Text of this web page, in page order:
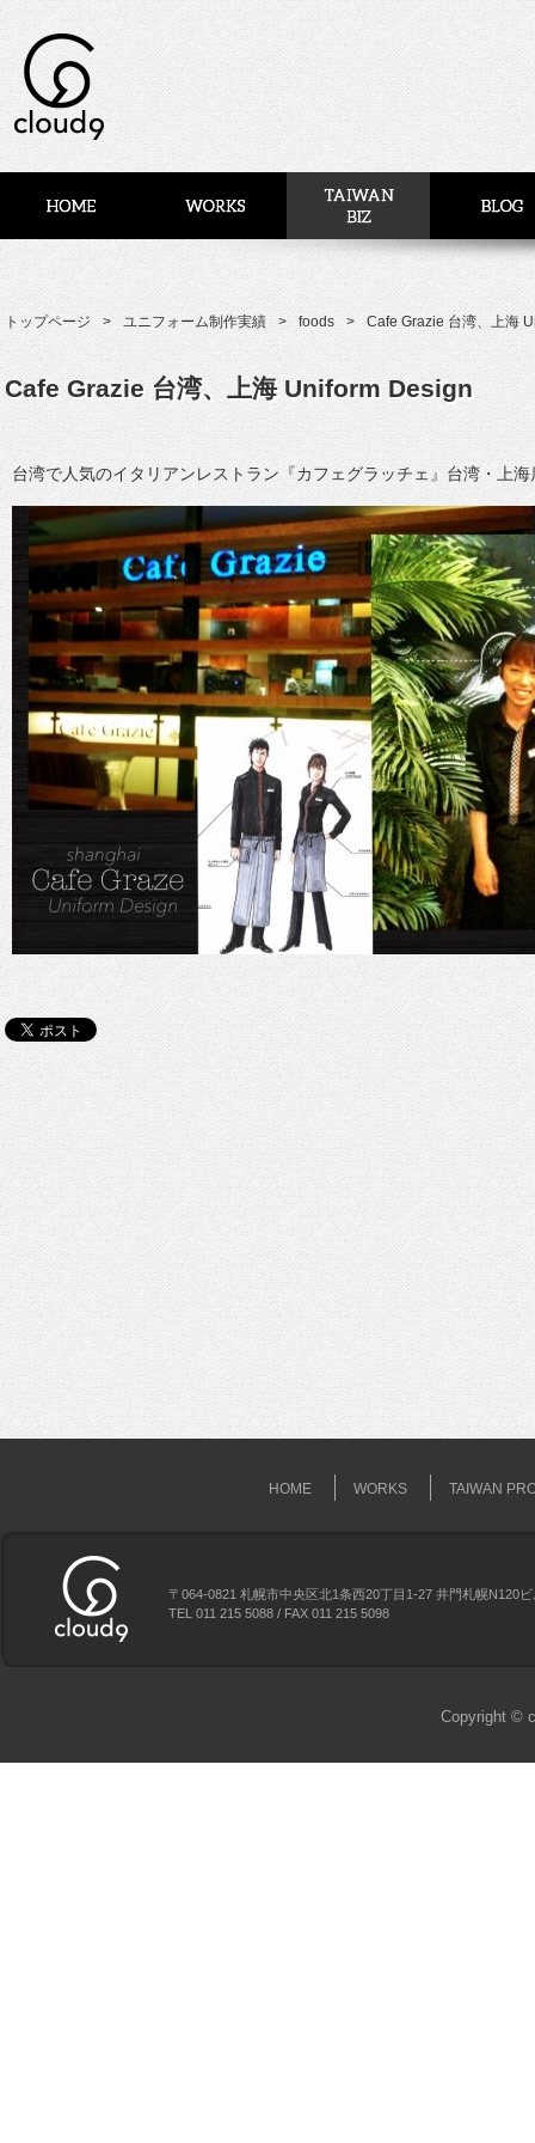
トップページ ユニフォーム制作実績 foods Cafe Grazie 台湾、上海
Cafe Grazie 台湾、上海 Uniform Design
台湾で人気のイタリアンレストラン『カフェグラッチェ』台湾・上
HOME WORKS TAIWAN
〒064-0821 札幌市中央区北1条西20丁目1-27 井門札幌N120
TEL 011 215 5088 / FAX 011 215 5098
Copyright ©